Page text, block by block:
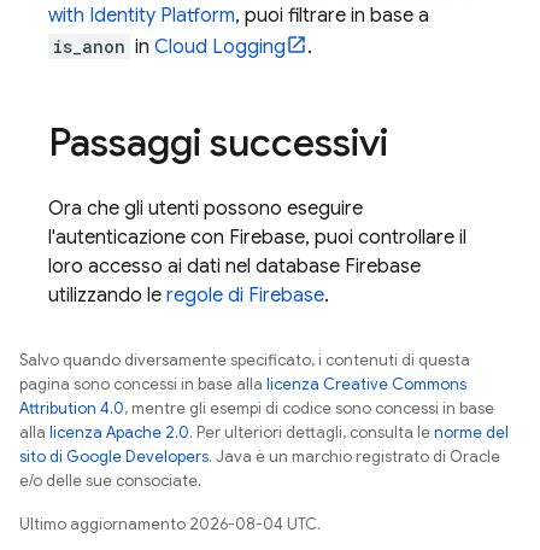
with Identity Platform, puoi filtrare in base a
is_anon in Cloud Logging .
Passaggi successivi
Ora che gli utenti possono eseguire
l'autenticazione con Firebase, puoi controllare il
loro accesso ai dati nel database Firebase
utilizzando le regole di Firebase.
Salvo quando diversamente specificato, i contenuti di questa
pagina sono concessi in base alla licenza Creative Commons
Attribution 4.0, mentre gli esempi di codice sono concessi in base
alla licenza Apache 2.0. Per ulteriori dettagli, consulta lenorme del
sito di Google Developers. Java è un marchio registrato di Oracle
e/o delle sue consociate.
Ultimo aggiornamento 2026-08-04 UTC.